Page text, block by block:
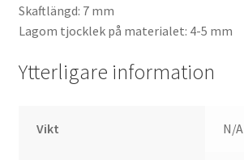
Skaftlängd: 7 mm
Lagom tjocklek på materialet: 4-5 mm
Ytterligare information
Vikt N/A